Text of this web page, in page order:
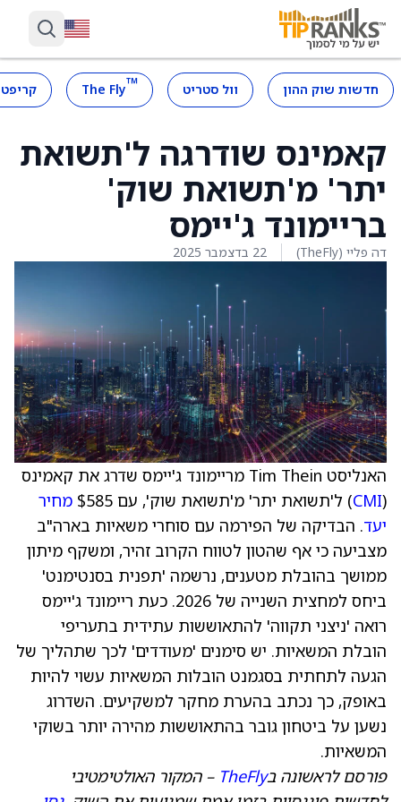
חדשות שוק ההון וול סטריט ™
The Fly
קאמינס שודרגה ל'תשואת
יתר' מ'תשואת שוק'
בריימונד ג'יימס
דה פליי (TheFly) 22 בדצמבר 2025
האנליסט Tim Thein מריימונד ג'יימס שדרג את קאמינס
(
CMI) ל'תשואת יתר' מ'תשואת שוק', עם $585
מחיר
יעד. הבדיקה של הפירמה עם סוחרי משאיות בארה"ב
מצביעה כי אף שהטון לטווח הקרוב זהיר, ומשקף מיתון
ממושך בהובלת מטענים, נרשמה 'תפנית בסנטימנט'
ביחס למחצית השנייה של 2026. כעת ריימונד ג'יימס
רואה 'ניצני תקווה' להתאוששות עתידית בתעריפי
הובלת המשאיות. יש סימנים 'מעודדים' לכך שתהליך של
הגעה לתחתית בסגמנט הובלות המשאיות עשוי להיות
באופק, כך נכתב בהערת מחקר למשקיעים. השדרוג
נשען על ביטחון גובר בהתאוששות מהירה יותר בשוקי
המשאיות.
פורסם לראשונה בTheFly – המקור האולטימטיבי